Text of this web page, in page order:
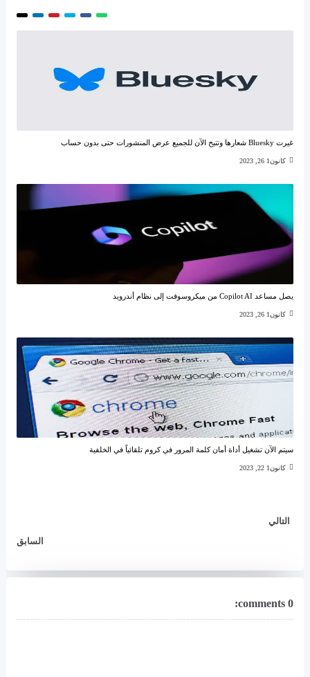
غيرت Bluesky شعارها وتتيح الآن للجميع عرض المنشورات حتى بدون حساب
كانون1 26, 2023
يصل مساعد Copilot AI من ميكروسوفت إلى نظام أندرويد
كانون1 26, 2023
سيتم الآن تشغيل أداة أمان كلمة المرور في كروم تلقائياً في الخلفية
كانون1 22, 2023
التالي
السابق
0 comments: